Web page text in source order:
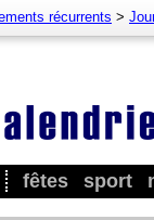
fêtes sport
récurrents >